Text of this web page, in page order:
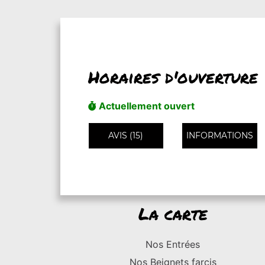
Horaires d'ouverture
Actuellement ouvert
AVIS (15) INFORMATIONS
La carte
Nos Entrées
Nos Beignets farcis